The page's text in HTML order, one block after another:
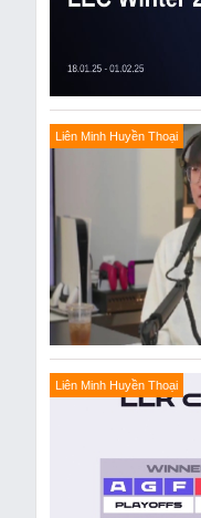
Liên Minh Huyền Thoại
Liên Minh Huyền Thoại